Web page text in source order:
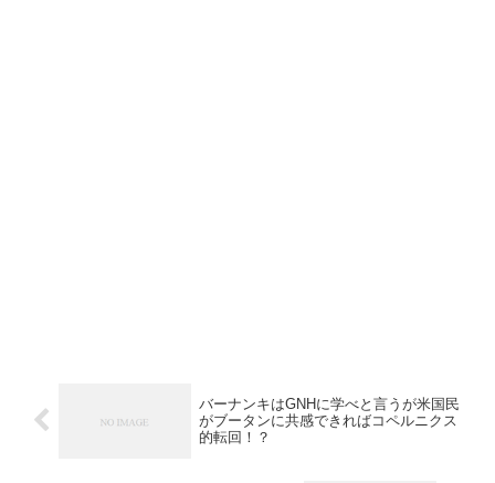
バーナンキはGNHに学べと言うが米国民
がブータンに共感できればコペルニクス
的転回！？